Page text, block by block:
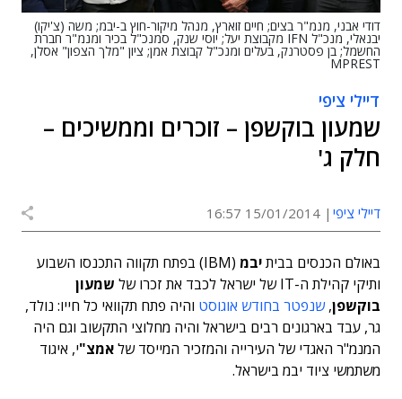
דודי אבני, מנמ"ר בצים; חיים זוארץ, מנהל מיקור-חוץ ב-יבמ; משה (צ'יקו)
יבנאלי, מנכ"ל IFN מקבוצת יעל; יוסי שנק, סמנכ"ל בכיר ומנמ"ר חברת
החשמל; בן פסטרנק, בעלים ומנכ"ל קבוצת אמן; ציון "מלך הצפון" אסלן,
MPREST
דיילי ציפי
שמעון בוקשפן – זוכרים וממשיכים –
חלק ג'
דיילי ציפי 15/01/2014 16:57
באולם הכנסים בביתיבמ
(IBM) בפתח תקווה התכנסו השבוע
ותיקי קהילת ה-IT של ישראל לכבד את זכרו של
שמעון
בוקשפן,שנפטר בחודש אוגוסט והיה פתח תקוואי כל חייו: נולד,
גר, עבד בארגונים רבים בישראל והיה מחלוצי התקשוב וגם היה
המנמ"ר האגדי של העירייה והמזכיר המייסד שלאמצ"י, איגוד
משתמשי ציוד יבמ בישראל.